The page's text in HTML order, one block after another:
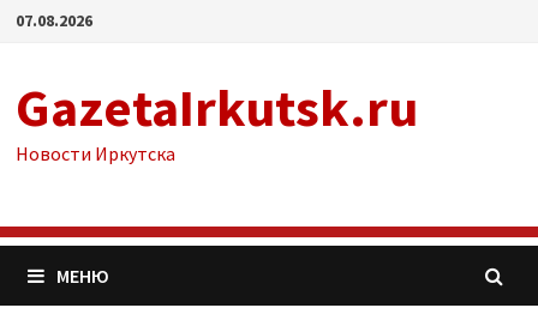
Перейти
07.08.2026
GazetaIrkutsk.ru
Новости Иркутска
МЕНЮ